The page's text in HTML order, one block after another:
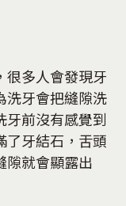
很多人會發現牙
洗牙會把縫隙洗
牙前沒有感覺到
了牙結石，舌頭
隙就會顯露出